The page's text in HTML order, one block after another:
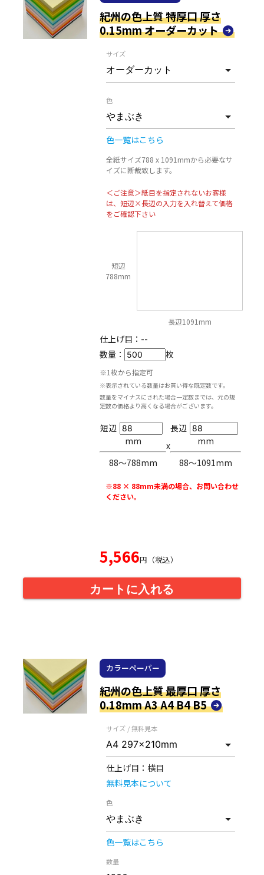
紀州の色上質 特厚口 厚さ
0.15mm オーダーカット
サイズ
色
色一覧はこちら
全紙サイズ788 x 1091mmから必要なサ
イズに断裁致します。
＜ご注意＞紙目を指定されないお客様
は、短辺×長辺の入力を入れ替えて価格
をご確認下さい
短辺
788mm
長辺1091mm
仕上げ目： --
数量：
枚
※1枚から指定可
※表示されている数量はお買い得な既定数です。
数量をマイナスにされた場合一定数までは、元の規
定数の価格より高くなる場合がございます。
短辺
mm
88〜788mm
x
長辺
mm
88〜1091mm
※88 × 88mm未満の場合、お問い合わせ
ください。
5,566円（税込）
カートに入れる
カラーペーパー
紀州の色上質 最厚口 厚さ
0.18mm A3 A4 B4 B5
サイズ / 無料見本
仕上げ目： 横目
無料見本について
色
色一覧はこちら
数量